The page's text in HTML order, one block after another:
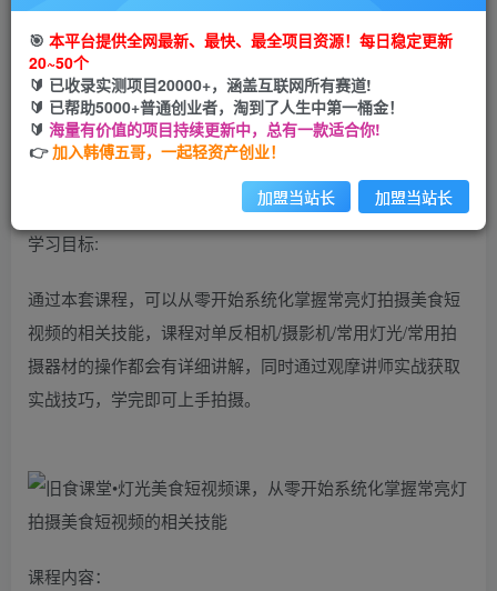
立即购买
您当前未登录！建议登陆后购买，可保存购买订单
课程适合人群:零基础同学/美食短视频爱好者/美食摄影师/短
学习目标:
通过本套课程，可以从零开始系统化掌握常亮灯拍摄美食短
视频的相关技能，课程对单反相机/摄影机/常用灯光/常用拍
摄器材的操作都会有详细讲解，同时通过观摩讲师实战获取
实战技巧，学完即可上手拍摄。
课程内容：
🎯 本平台提供全网最新、最快、最全项目资源！每日稳定更新
20~50个
🔰 已收录实测项目20000+，涵盖互联网所有赛道!
🔰 已帮助5000+普通创业者，淘到了人生中第一桶金！
🔰 海量有价值的项目持续更新中，总有一款适合你!
👉加入韩傅五哥，一起轻资产创业！
加盟当站长 加盟当站长